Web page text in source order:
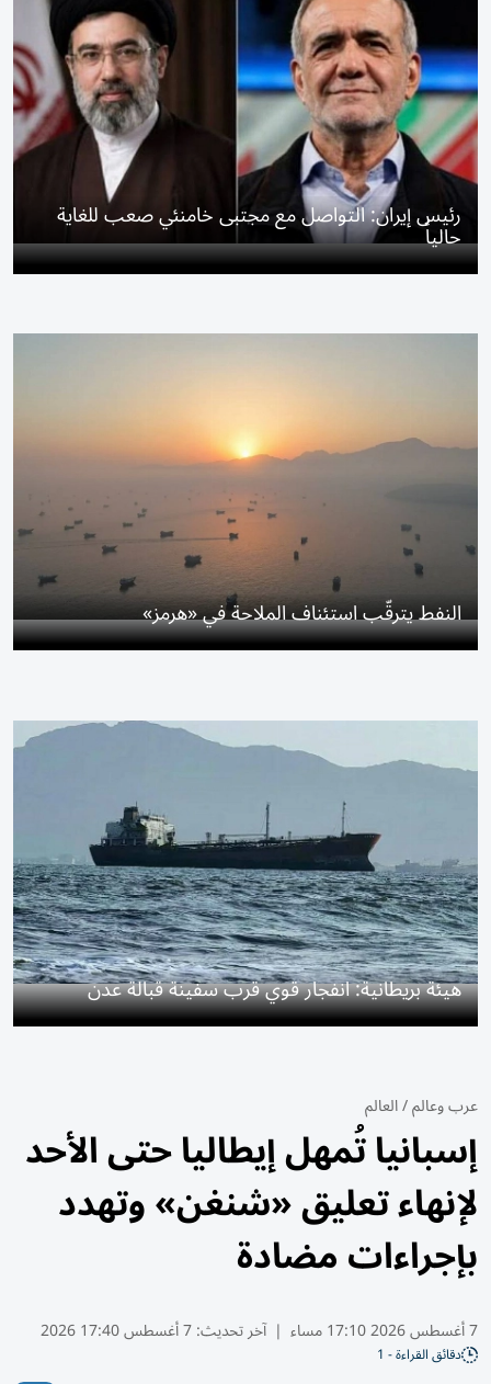
رئيس إيران: التواصل مع مجتبى خامنئي صعب للغاية
حالياً
النفط يترقّب استئناف الملاحة في «هرمز»
هيئة بريطانية: انفجار قوي قرب سفينة قبالة عدن
عرب وعالم/العالم
إسبانيا تُمهل إيطاليا حتى الأحد
لإنهاء تعليق «شنغن» وتهدد
بإجراءات مضادة
7 أغسطس 2026 17:10 مساء | آخر تحديث:7 أغسطس 17:40 2026
دقائق القراءة - 1